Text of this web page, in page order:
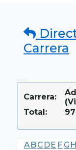
Carrera
Carrera:
Total:
A BC DE F G H